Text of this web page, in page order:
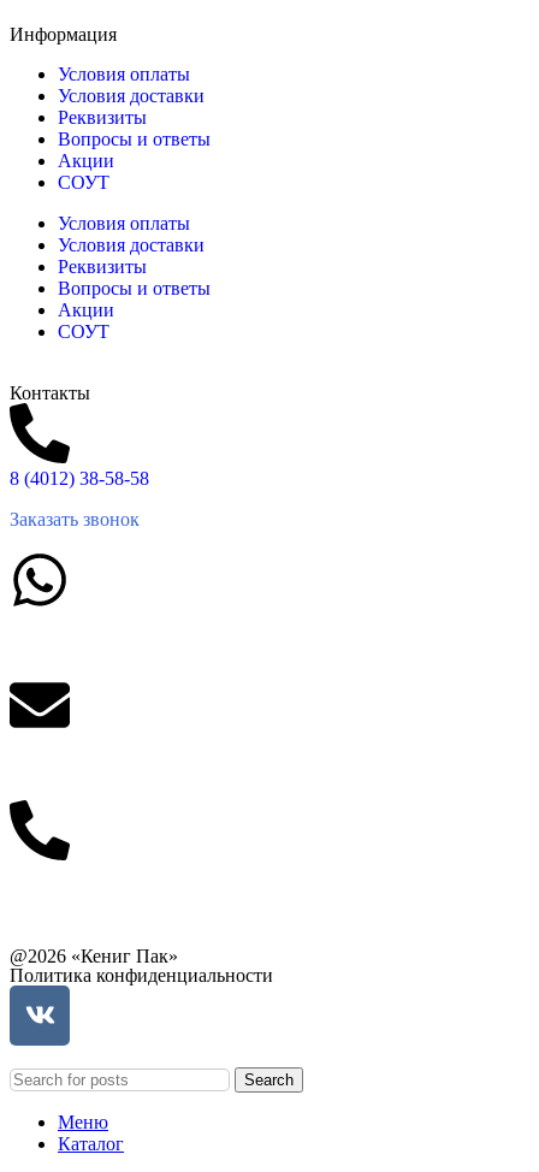
Информация
Условия оплаты
Условия доставки
Реквизиты
Вопросы и ответы
Акции
СОУТ
Условия оплаты
Условия доставки
Реквизиты
Вопросы и ответы
Акции
СОУТ
Контакты
8 (4012) 38-58-58
Заказать звонок
@2026 «Кениг Пак»
Политика конфиденциальности
Search
Меню
Каталог